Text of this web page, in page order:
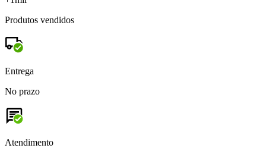
Produtos vendidos
Entrega
No prazo
Atendimento